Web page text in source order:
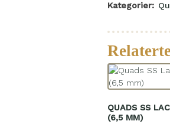
Kategorier:
QUADS SS
(6,5 MM)